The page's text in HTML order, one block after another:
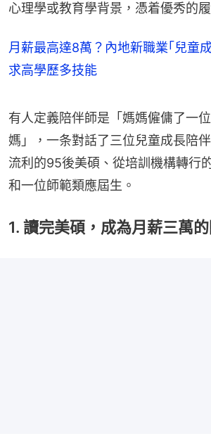
心理學或教育學背景，憑着優秀的
月薪最高達8萬？內地新職業｢兒童
求高學歷多技能
有人定義陪伴師是「媽媽僱傭了一
媽」，一条對話了三位兒童成長陪
流利的95後美碩、從培訓機構轉行
和一位師範類應屆生。
1. 讀完美碩，成為月薪三萬